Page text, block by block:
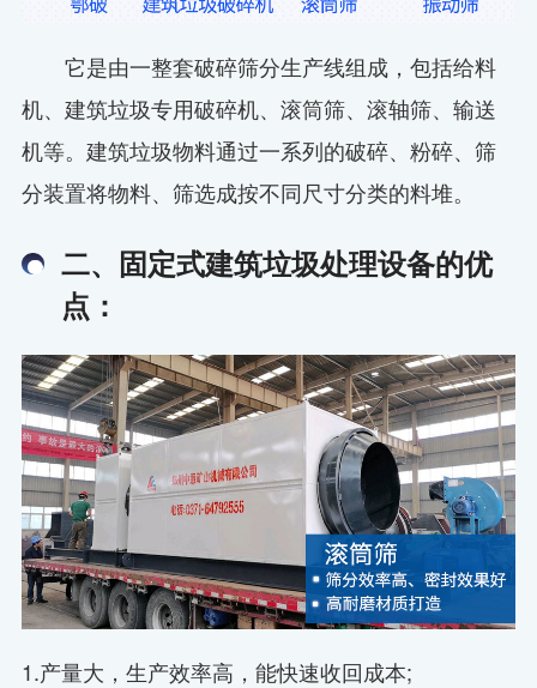
它是由一整套破碎筛分生产线组成，包括给料
机、建筑垃圾专用破碎机、滚筒筛、滚轴筛、输送
机等。建筑垃圾物料通过一系列的破碎、粉碎、筛
分装置将物料、筛选成按不同尺寸分类的料堆。
二、固定式建筑垃圾处理设备的优
点：
1.产量大，生产效率高，能快速收回成本;